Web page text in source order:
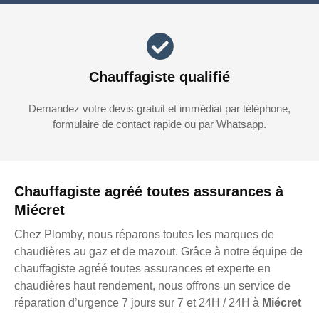
Chauffagiste agréé toutes assurances à
Miécret
Chez Plomby, nous réparons toutes les marques de
chaudières au gaz et de mazout. Grâce à notre équipe de
chauffagiste agréé toutes assurances et experte en
chaudières haut rendement, nous offrons un service de
réparation d’urgence 7 jours sur 7 et 24H / 24H à Miécret
Chauffagiste qualifié
Demandez votre devis gratuit et immédiat par téléphone,
formulaire de contact rapide ou par Whatsapp.